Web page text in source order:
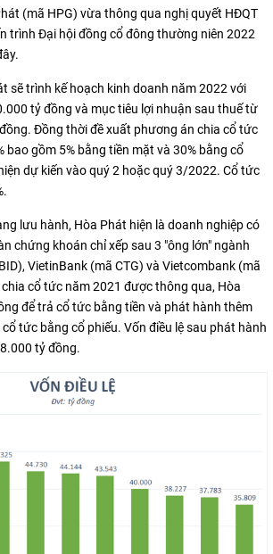
(mã HPG) vừa thông qua nghị quyết HĐQT
trình Đại hội đồng cổ đông thường niên 2022
sẽ trình kế hoạch kinh doanh năm 2022 với
tỷ đồng và mục tiêu lợi nhuận sau thuế từ
Đồng thời đề xuất phương án chia cổ tức
bao gồm 5% bằng tiền mặt và 30% bằng cổ
dự kiến vào quý 2 hoặc quý 3/2022. Cổ tức
lưu hành, Hòa Phát hiện là doanh nghiệp có
chứng khoán chỉ xếp sau 3 "ông lớn" ngành
VietinBank (mã CTG) và Vietcombank (mã
cổ tức năm 2021 được thông qua, Hòa
để trả cổ tức bằng tiền và phát hành thêm
tức bằng cổ phiếu. Vốn điều lệ sau phát hành
tỷ đồng.